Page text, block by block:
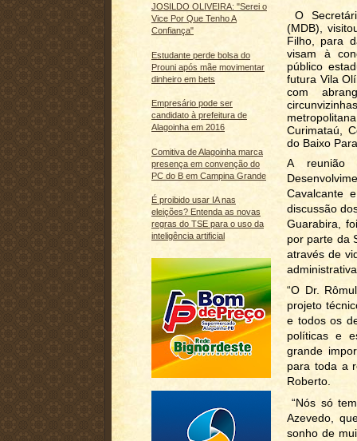
JOSILDO OLIVEIRA: "Serei o
Vice Por Que Tenho A
Confiança"
Estudante perde bolsa do
Prouni após mãe movimentar
dinheiro em bets
Empresário pode ser
candidato à prefeitura de
Alagoinha em 2016
Comitiva de Alagoinha marca
presença em convenção do
PC do B em Campina Grande
É proibido usar IA nas
eleições? Entenda as novas
regras do TSE para o uso da
inteligência artificial
O
(MDB),
Filho, para
visam à
público
futura Vila
com
Curimataú,
do Baixo
A reunião
Cavalcante
discussão
Guarabira,
por parte da
através de
“O Dr.
projeto
e todos os
políticas e
grande
para toda a
Roberto.
“Nós só
Azevedo,
sonho de